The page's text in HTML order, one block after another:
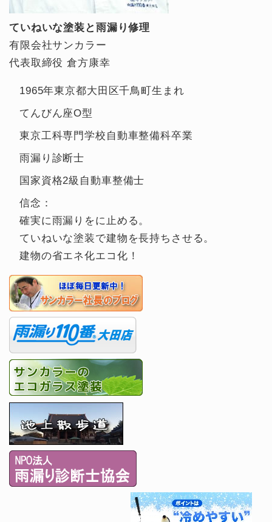
ていねいな塗装と雨漏り修理
有限会社サンカラー
代表取締役 倉方康幸
1965年東京都大田区千鳥町生まれ
てんびん座O型
東京工科専門学校自動車整備科卒業
雨漏り診断士
国家資格2級自動車整備士
信念：
確実に雨漏りをに止める。
ていねいな塗装で建物を長持ちさせる。
建物の省エネ化エコ化！